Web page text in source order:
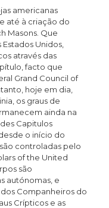
americanas
até à criação do
Masons. Que
Unidos,
através das
facto que
Grand Council of
hoje em dia,
os graus de
ainda na
Capitulos
o início do
controladas pelo
of the United
são
autónomas, e
Companheiros do
Crípticos e as